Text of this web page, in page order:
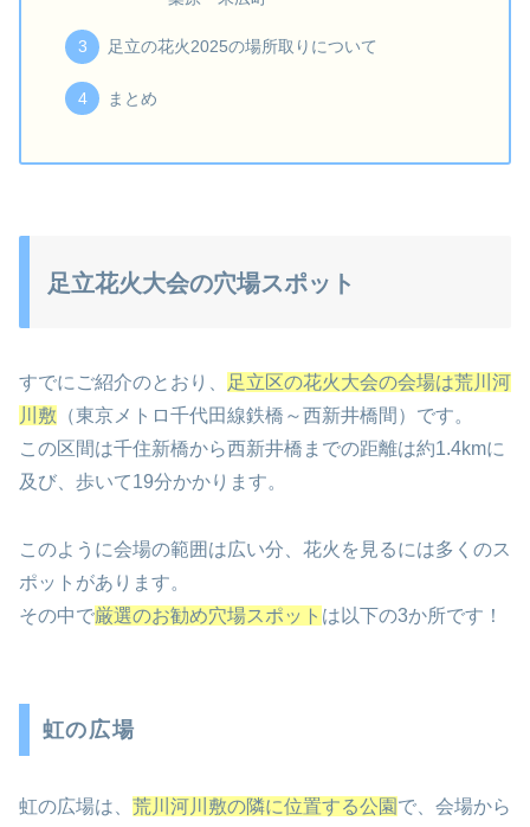
足立の花火2025の場所取りについて
まとめ
足立花火大会の穴場スポット
すでにご紹介のとおり、
足立区の花火大会の会場は荒川河
川敷 （東京メトロ千代田線鉄橋～西新井橋間）です。
この区間は千住新橋から西新井橋までの距離は約1.4kmに
及び、歩いて19分かかります。
このように会場の範囲は広い分、花火を見るには多くのス
ポットがあります。
その中で厳選のお勧め穴場スポット は以下の3か所です！
虹の広場
虹の広場は、 荒川河川敷の隣に位置する公園 で、会場から